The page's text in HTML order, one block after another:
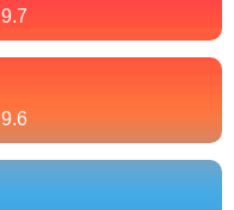
9.7
9.6